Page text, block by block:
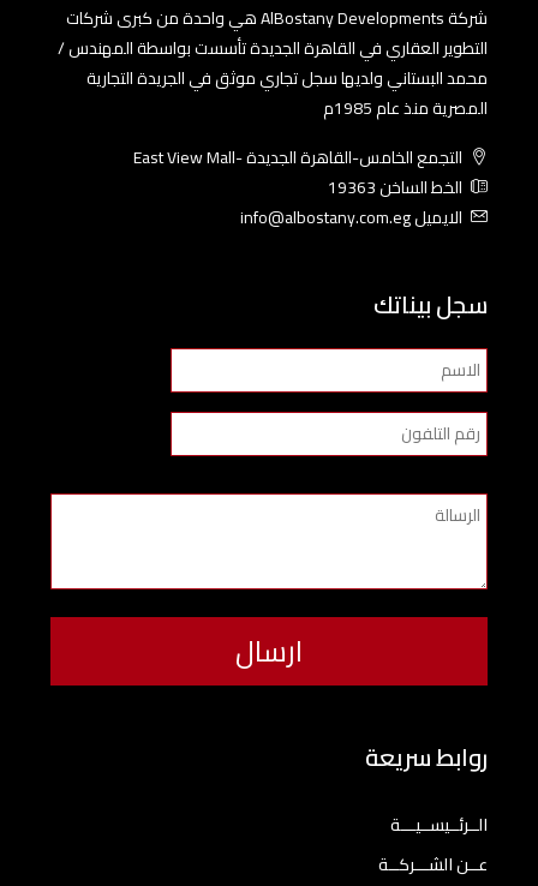
شركة AlBostany Developments هي واحدة من كبرى شركات
التطوير العقاري في القاهرة الجديدة تأسست بواسطة المهندس /
محمد البستاني ولديها سجل تجاري موثق في الجريدة التجارية
المصرية منذ عام 1985م
التجمع الخامس-القاهرة الجديدة -East View Mall
الخط الساخن 19363
الايميل info@albostany.com.eg
سجل بيناتك
روابط سريعة
الــرئــيســيـــة
عــن الشـــركــة